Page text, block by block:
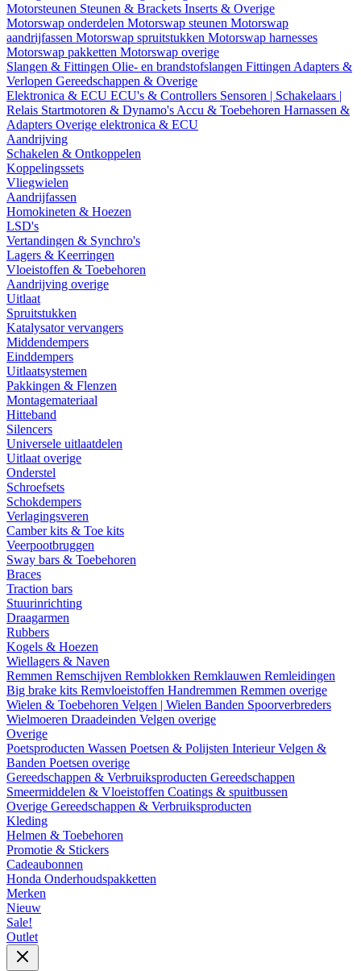
Motorsteunen Steunen & Brackets Inserts & Overige
Motorswap onderdelen Motorswap steunen Motorswap
aandrijfassen Motorswap spruitstukken Motorswap harnesses
Motorswap pakketten Motorswap overige
Slangen & Fittingen Olie- en brandstofslangen Fittingen Adapters &
Verlopen Gereedschappen & Overige
Elektronica & ECU ECU's & Controllers Sensoren | Schakelaars |
Relais Startmotoren & Dynamo's Accu & Toebehoren Harnassen &
Adapters Overige elektronica & ECU
Aandrijving
Schakelen & Ontkoppelen
Koppelingssets
Vliegwielen
Aandrijfassen
Homokineten & Hoezen
LSD's
Vertandingen & Synchro's
Lagers & Keerringen
Vloeistoffen & Toebehoren
Aandrijving overige
Uitlaat
Spruitstukken
Katalysator vervangers
Middendempers
Einddempers
Uitlaatsystemen
Pakkingen & Flenzen
Montagemateriaal
Hitteband
Silencers
Universele uitlaatdelen
Uitlaat overige
Onderstel
Schroefsets
Schokdempers
Verlagingsveren
Camber kits & Toe kits
Veerpootbruggen
Sway bars & Toebehoren
Braces
Traction bars
Stuurinrichting
Draagarmen
Rubbers
Kogels & Hoezen
Wiellagers & Naven
Remmen Remschijven Remblokken Remklauwen Remleidingen
Big brake kits Remvloeistoffen Handremmen Remmen overige
Wielen & Toebehoren Velgen | Wielen Banden Spoorverbreders
Wielmoeren Draadeinden Velgen overige
Overige
Poetsproducten Wassen Poetsen & Polijsten InterieurVelgen &
Banden Poetsen overige
Gereedschappen & Verbruiksproducten Gereedschappen
Smeermiddelen & Vloeistoffen Coatings & spuitbussen
Overige Gereedschappen & Verbruiksproducten
Kleding
Helmen & Toebehoren
Promotie & Stickers
Cadeaubonnen
Honda Onderhoudspakketten
Merken
Nieuw
Sale!
Outlet